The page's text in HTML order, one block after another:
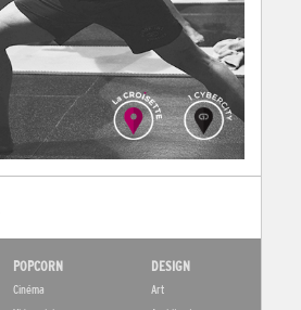
POPCORN
Cinéma
DESIGN
Art